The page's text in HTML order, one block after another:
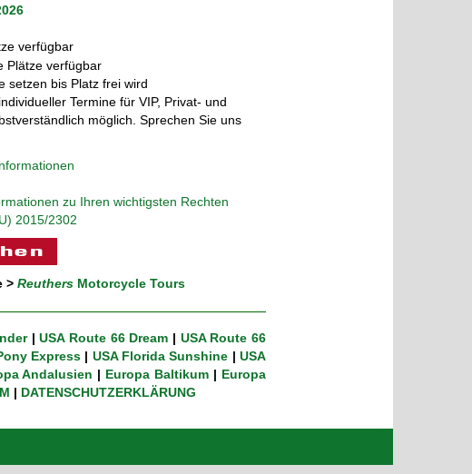
verfügbar
Plätze verfügbar
setzen bis Platz frei wird
Termine für VIP, Privat- und
möglich. Sprechen Sie uns
zu Ihren wichtigsten Rechten
2015/2302
> Reuthers Motorcycle Tours
|USA Route 66 Dream | USA Route 66
Express | USA Florida Sunshine |USA
Andalusien | Europa Baltikum | Europa
| DATENSCHUTZERKLÄRUNG